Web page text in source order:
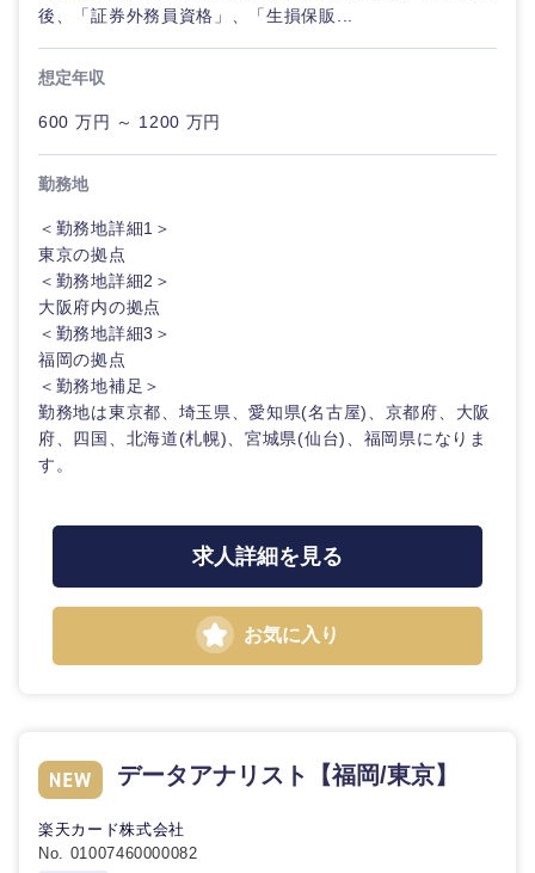
後、「証券外務員資格」、「生損保販...
想定年収
600 万円 ～ 1200 万円
勤務地
＜勤務地詳細1＞
東京の拠点
＜勤務地詳細2＞
大阪府内の拠点
＜勤務地詳細3＞
福岡の拠点
＜勤務地補足＞
勤務地は東京都、埼玉県、愛知県(名古屋)、京都府、大阪
府、四国、北海道(札幌)、宮城県(仙台)、福岡県になりま
す。
求人詳細を見る
お気に入り
データアナリスト【福岡/東京】
楽天カード株式会社
No. 01007460000082